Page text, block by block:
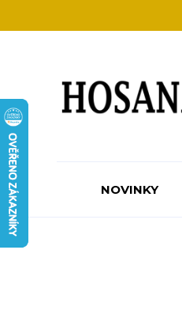
NOVINKY